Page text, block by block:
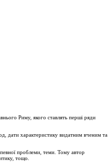
Риму, якого ставлять перші ряди
дати характеристику видатним вченим та
проблеми, теми. Тому автор
тощо.